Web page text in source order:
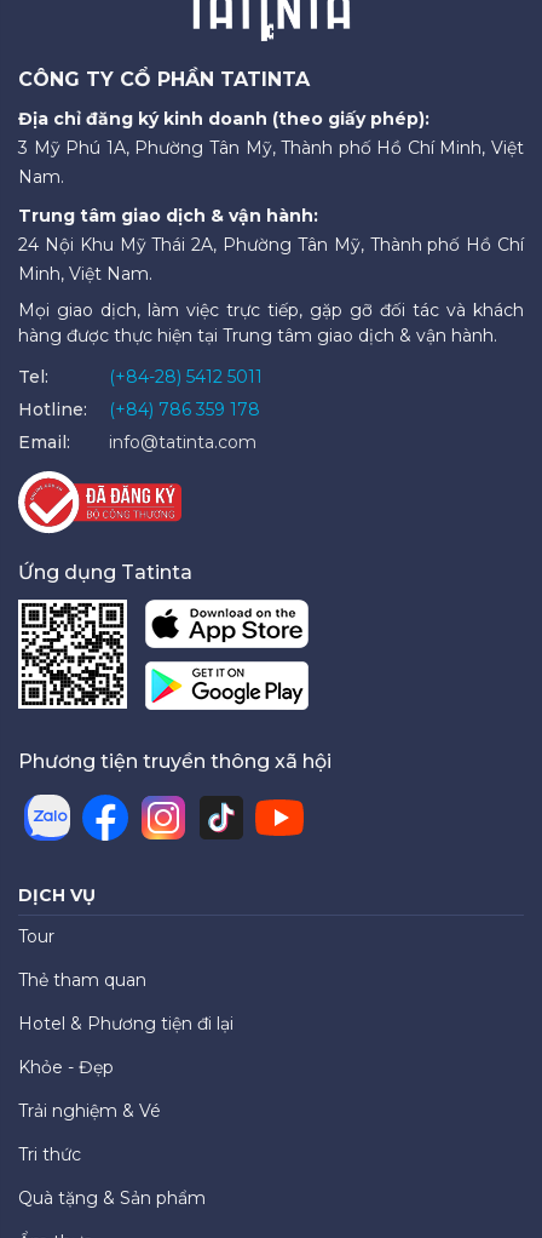
CÔNG TY CỔ PHẦN TATINTA
Địa chỉ đăng ký kinh doanh (theo giấy phép):
3 Mỹ Phú 1A, Phường Tân Mỹ, Thành phố Hồ Chí Minh, Việt
Nam.
Trung tâm giao dịch & vận hành:
24 Nội Khu Mỹ Thái 2A, Phường Tân Mỹ, Thành phố Hồ Chí
Minh, Việt Nam.
Mọi giao dịch, làm việc trực tiếp, gặp gỡ đối tác và khách
hàng được thực hiện tại Trung tâm giao dịch & vận hành.
Tel:
(+84-28) 5412 5011
Hotline:
(+84) 786 359 178
Email:
info@tatinta.com
Ứng dụng Tatinta
Phương tiện truyền thông xã hội
DỊCH VỤ
Tour
Thẻ tham quan
Hotel & Phương tiện đi lại
Khỏe - Đẹp
Trải nghiệm & Vé
Tri thức
Quà tặng & Sản phẩm